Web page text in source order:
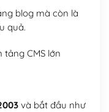
blog mà còn là
quả.
CMS lớn
và bắt đầu như